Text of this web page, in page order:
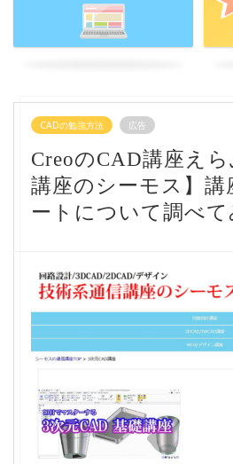
CADの勉強方法 広告
CreoのCAD講座え
講座のシーモス】講
ートについて調べて